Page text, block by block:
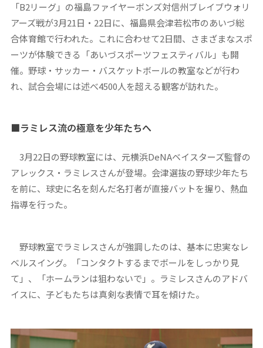
「B2リーグ」の福島ファイヤーボンズ対信州ブレイブウォリ
アーズ戦が3月21日・22日に、福島県会津若松市のあいづ総
合体育館で行われた。これに合わせて2日間、さまざまなスポ
ーツが体験できる「あいづスポーツフェスティバル」も開
催。野球・サッカー・バスケットボールの教室などが行わ
れ、試合会場には述べ4500人を超える観客が訪れた。
■ラミレス流の極意を少年たちへ
3月22日の野球教室には、元横浜DeNAベイスターズ監督の
アレックス・ラミレスさんが登場。会津選抜の野球少年たち
を前に、球史に名を刻んだ名打者が直接バットを握り、熱血
指導を行った。
野球教室でラミレスさんが強調したのは、基本に忠実なレ
ベルスイング。「コンタクトするまでボールをしっかり見
て」、「ホームランは狙わないで」。ラミレスさんのアドバ
イスに、子どもたちは真剣な表情で耳を傾けた。